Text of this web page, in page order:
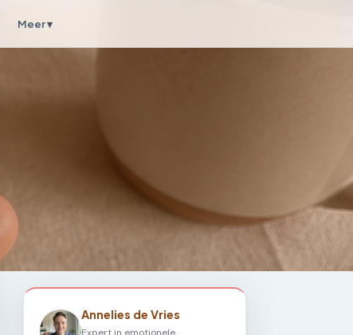
Meer ▾
Annelies de Vries
Expert in emotionele